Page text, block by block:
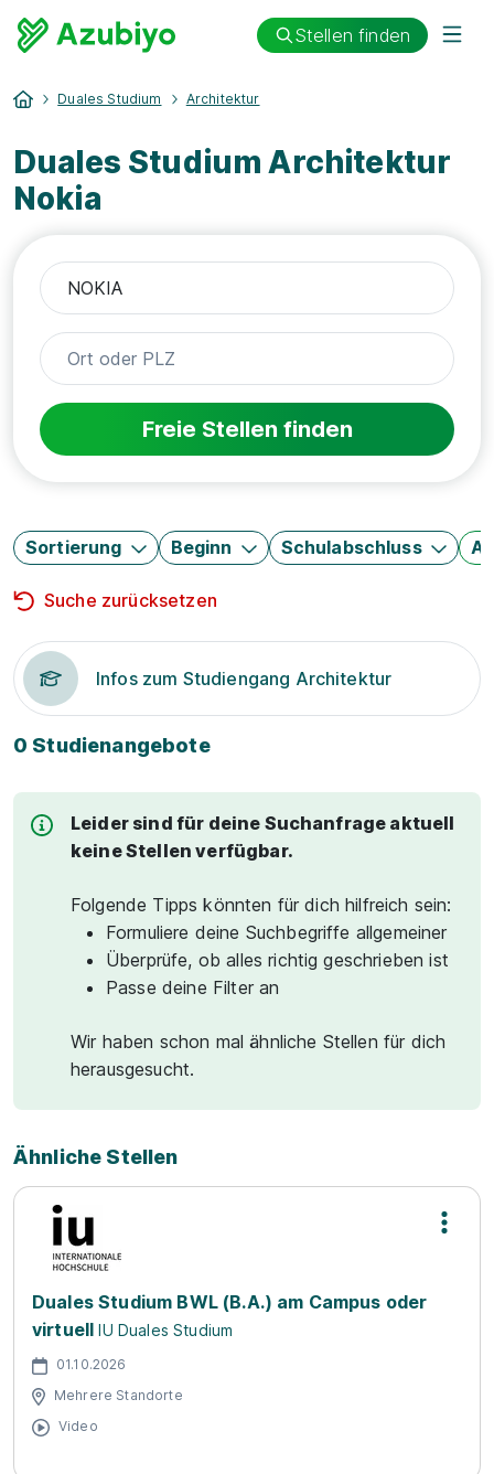
Stellen finden
Duales Studium Architektur
Duales Studium Architektur
Nokia
Freie Stellen finden
Sortierung Beginn Schulabschluss
Suche zurücksetzen
Infos zum Studiengang Architektur
0 Studienangebote
Leider sind für deine Suchanfrage aktuell
keine Stellen verfügbar.
Folgende Tipps könnten für dich hilfreich sein:
Formuliere deine Suchbegriffe allgemeiner
Überprüfe, ob alles richtig geschrieben ist
Passe deine Filter an
Wir haben schon mal ähnliche Stellen für dich
herausgesucht.
Ähnliche Stellen
Duales Studium BWL (B.A.) am Campus oder
virtuell IU Duales Studium
01.10.2026
Mehrere Standorte
Video